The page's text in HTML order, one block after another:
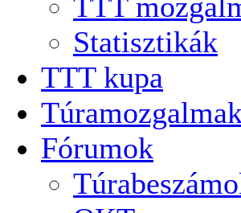
Statisztikák
TTT kupa
Túramozgalmak
Fórumok